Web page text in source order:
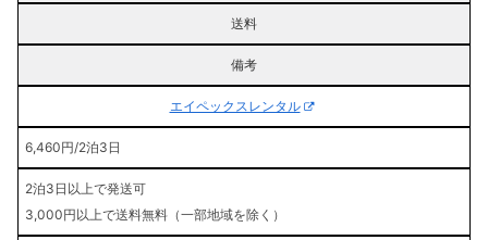
送料
備考
エイペックスレンタル
6,460円/2泊3日
2泊3日以上で発送可
3,000円以上で送料無料（一部地域を除く）